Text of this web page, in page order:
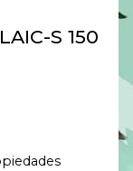
S 150